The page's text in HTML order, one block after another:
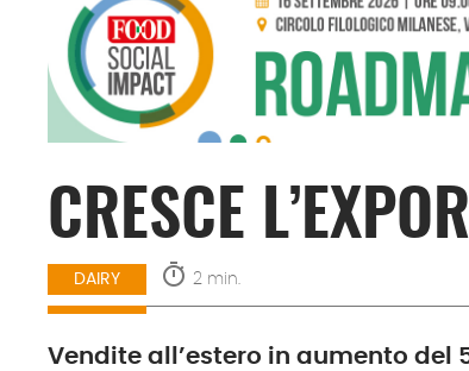
CRESCE
DAIRY timer 2 min.
Vendite all’estero in aumento